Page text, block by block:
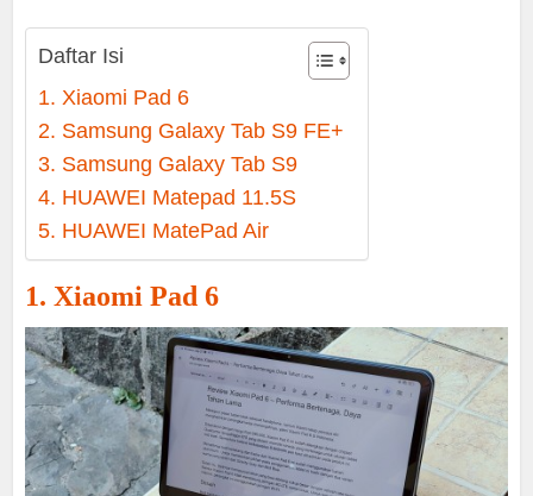
Daftar Isi
1. Xiaomi Pad 6
2. Samsung Galaxy Tab S9 FE+
3. Samsung Galaxy Tab S9
4. HUAWEI Matepad 11.5S
5. HUAWEI MatePad Air
1. Xiaomi Pad 6